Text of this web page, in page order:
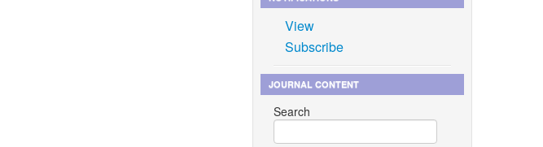
View
Subscribe
JOURNAL CONTENT
Search